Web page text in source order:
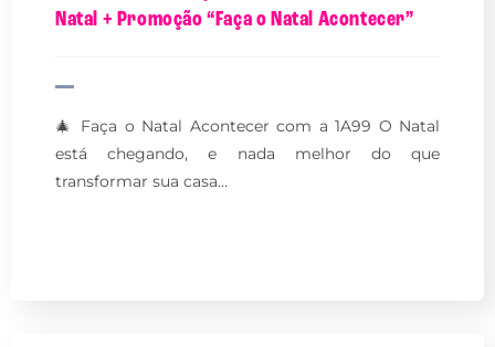
Natal + Promoção “Faça o Natal Acontecer”
🎄 Faça o Natal Acontecer com a 1A99 O Natal
está chegando, e nada melhor do que
transformar sua casa…